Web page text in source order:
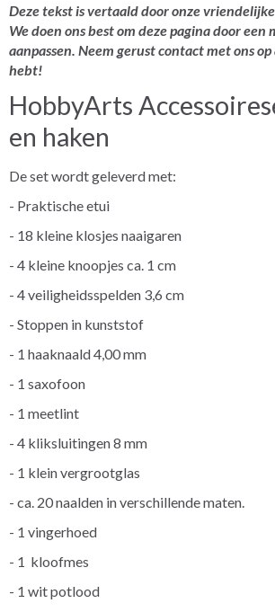
Deze tekst is vertaald door onze
We doen ons best om deze pagina door een
aanpassen. Neem gerust contact met ons op
hebt!
HobbyArts
en haken
De set wordt geleverd met:
- Praktische etui
- 18 kleine klosjes naaigaren
- 4 kleine knoopjes ca. 1 cm
- 4 veiligheidsspelden 3,6 cm
- Stoppen in kunststof
- 1 haaknaald 4,00 mm
- 1 saxofoon
- 1 meetlint
- 4 kliksluitingen 8 mm
- 1 klein vergrootglas
- ca. 20 naalden in verschillende maten.
- 1 vingerhoed
- 1 kloofmes
- 1 wit potlood